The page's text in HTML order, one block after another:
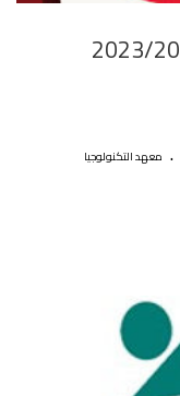
. معهد التكنولوجيا